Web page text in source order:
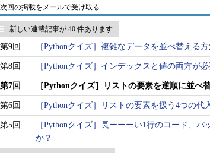
次回の掲載をメールで受け取る
新しい連載記事が 40 件あります
9 ［Pythonクイズ］複雑なデータを並べ替える
8 ［Pythonクイズ］インデックスと値の両方が
7 ［Pythonクイズ］リストの要素を逆順に並べ
6 ［Pythonクイズ］リストの要素を扱う4つの
5
［Pythonクイズ］長ーーーい1行のコード、
か？